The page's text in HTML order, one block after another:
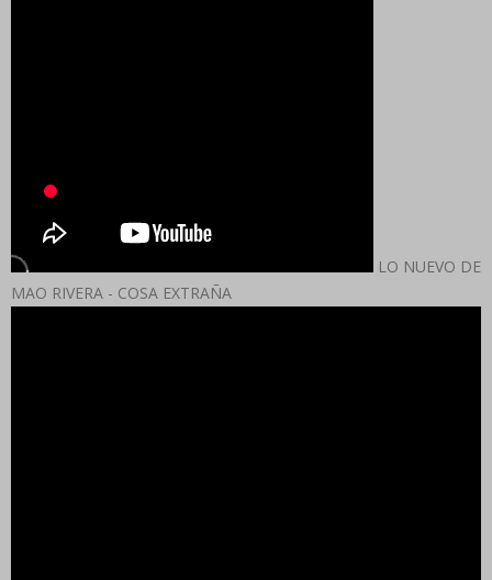
LO NUEVO DE
MAO RIVERA - COSA EXTRAÑA